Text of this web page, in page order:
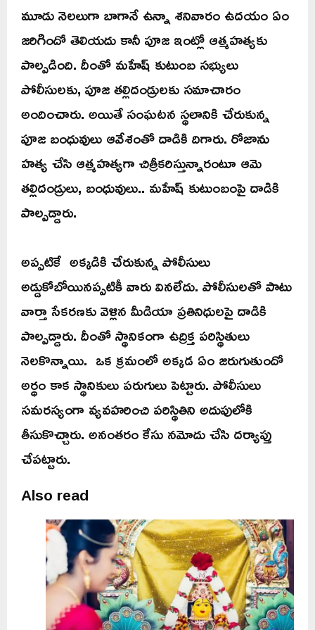
మూడు నెలలుగా బాగానే ఉన్నా శనివారం ఉదయం ఏం
జరిగిందో తెలియదు కానీ పూజ ఇంట్లో ఆత్మహత్యకు
పాల్పడింది. దీంతో మహేష్ కుటుంబ సభ్యులు
పోలీసులకు, పూజ తల్లిదండ్రులకు సమాచారం
అందించారు. అయితే సంఘటన స్థలానికి చేరుకున్న
పూజ బంధువులు ఆవేశంతో దాడికి దిగారు. రోజాను
హత్య చేసి ఆత్మహత్యగా చిత్రీకరిస్తున్నారంటూ ఆమె
తల్లిదండ్రులు, బంధువులు.. మహేష్‌ కుటుంబంపై దాడికి
పాల్పడ్డారు.
అప్పటికే అక్కడికి చేరుకున్న పోలీసులు
అడ్డుకోబోయినప్పటికీ వారు వినలేదు. పోలీసులతో పాటు
వార్తా సేకరణకు వెళ్లిన మీడియా ప్రతినిధులపై దాడికి
పాల్పడ్డారు. దీంతో స్థానికంగా ఉద్రిక్త పరిస్థితులు
నెలకొన్నాయి. ఒక క్రమంలో అక్కడ ఏం జరుగుతుందో
అర్ధం కాక స్థానికులు పరుగులు పెట్టారు. పోలీసులు
సమరస్యంగా వ్యవహరించి పరిస్థితిని అదుపులోకి
తీసుకొచ్చారు. అనంతరం కేసు నమోదు చేసి దర్యాప్తు
చేపట్టారు.
Also read